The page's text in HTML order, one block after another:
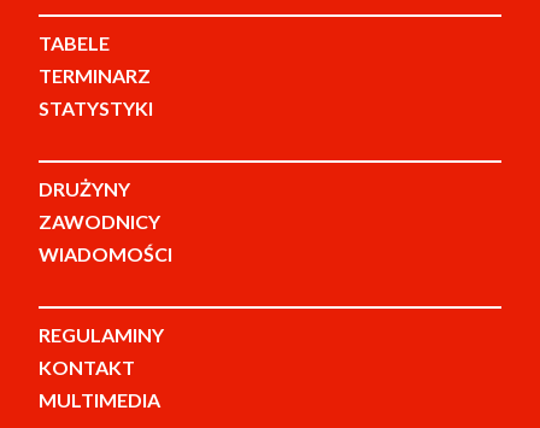
TABELE
TERMINARZ
STATYSTYKI
DRUŻYNY
ZAWODNICY
WIADOMOŚCI
REGULAMINY
KONTAKT
MULTIMEDIA